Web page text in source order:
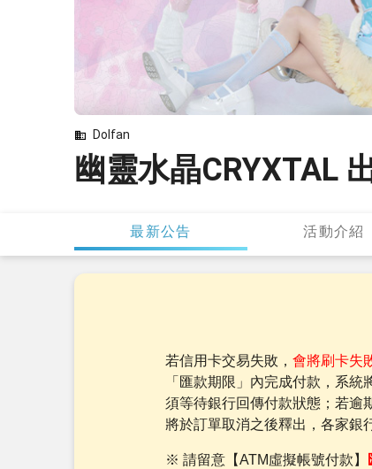
Dolfan
幽靈水晶CRYXTAL
最新公告 活動介紹
若信用卡交易失敗， 會將刷卡失
「匯款期限」內完成付款，系統
須等待銀行回傳付款狀態；若逾
將於訂單取消之後釋出，各家銀
※ 請留意【ATM虛擬帳號付款】